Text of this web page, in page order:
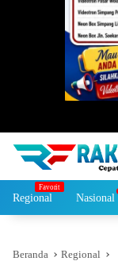
Regional Nasional
Beranda Regional